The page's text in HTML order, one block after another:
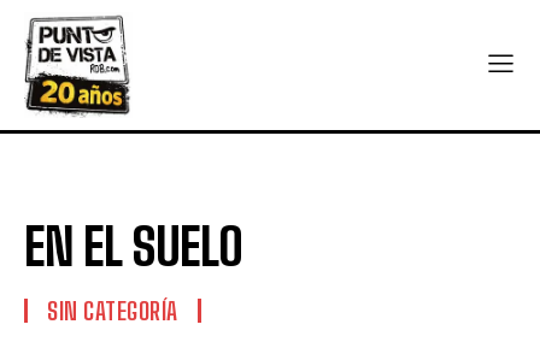
EN EL SUELO
SIN CATEGORÍA